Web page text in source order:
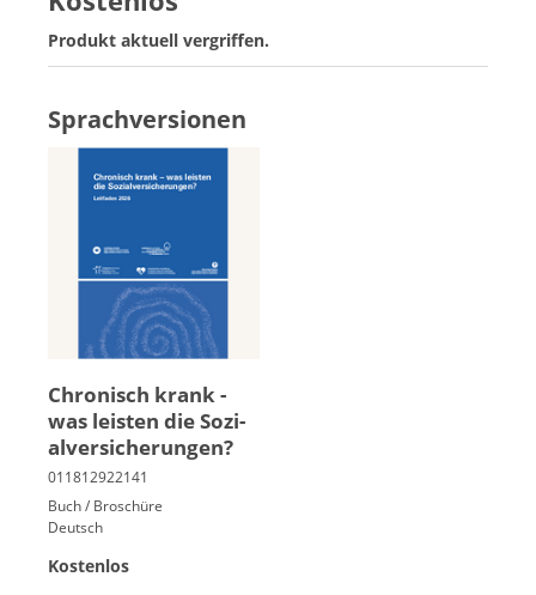
Produkt aktuell vergriffen.
Sprachversionen
Chro­nisch krank -
was leis­ten die So­zi­
al­ver­si­che­run­gen?
Buch / Broschüre
Deutsch
Kostenlos